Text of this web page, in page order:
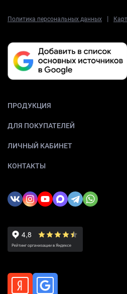
Политика персональных данных |
ПРОДУКЦИЯ
ДЛЯ ПОКУПАТЕЛЕЙ
ЛИЧНЫЙ КАБИНЕТ
КОНТАКТЫ